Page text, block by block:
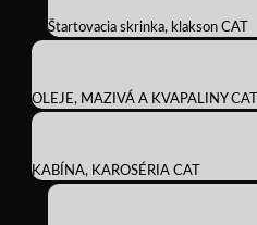
Štartovacia skrinka, klakson CAT
OLEJE, MAZIVÁ A KVAPALINY CAT
KABÍNA, KAROSÉRIA CAT